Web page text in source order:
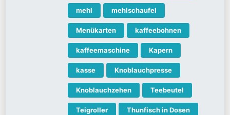
mehl mehlschaufel
Menükarten kaffeebohnen
kaffeemaschine Kapern
kasse Knoblauchpresse
Knoblauchzehen Teebeutel
Teigroller Thunfisch in Dosen